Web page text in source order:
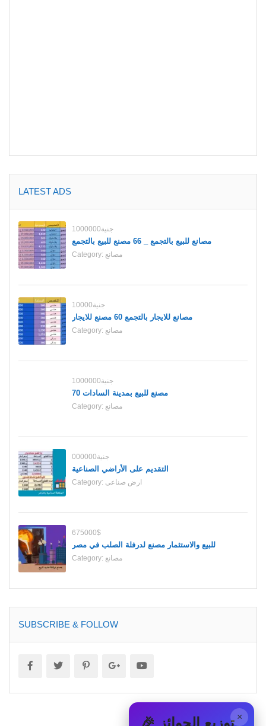
LATEST ADS
1000000جنية
مصانع للبيع بالتجمع _ 66 مصنع للبيع بالتجمع
Category: مصانع
10000جنية
مصانع للايجار بالتجمع 60 مصنع للايجار
Category: مصانع
1000000جنية
70 مصنع للبيع بمدينة السادات
Category: مصانع
000000جنية
التقديم على الأراضي الصناعية
Category: ارض صناعى
675000$
للبيع والاستثمار مصنع لدرفلة الصلب في مصر
Category: مصانع
SUBSCRIBE & FOLLOW
× 🎉 توزيع الجوائز